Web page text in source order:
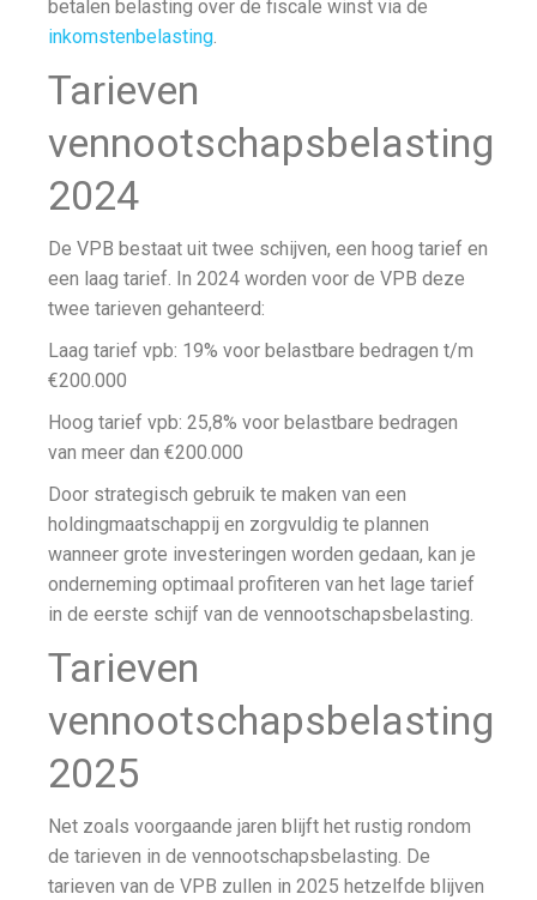
betalen belasting over de fiscale winst via de
inkomstenbelasting.
Tarieven
vennootschapsbelasting
2024
De VPB bestaat uit twee schijven, een hoog tarief en
een laag tarief. In 2024 worden voor de VPB deze
twee tarieven gehanteerd:
Laag tarief vpb: 19% voor belastbare bedragen t/m
€200.000
Hoog tarief vpb: 25,8% voor belastbare bedragen
van meer dan €200.000
Door strategisch gebruik te maken van een
holdingmaatschappij en zorgvuldig te plannen
wanneer grote investeringen worden gedaan, kan je
onderneming optimaal profiteren van het lage tarief
in de eerste schijf van de vennootschapsbelasting.
Tarieven
vennootschapsbelasting
2025
Net zoals voorgaande jaren blijft het rustig rondom
de tarieven in de vennootschapsbelasting. De
tarieven van de VPB zullen in 2025 hetzelfde blijven